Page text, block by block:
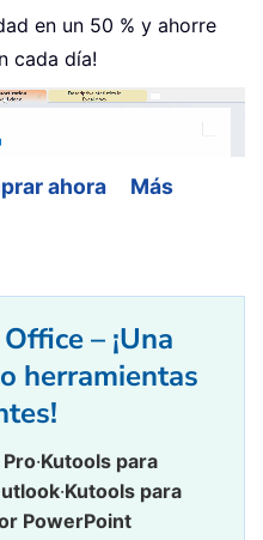
en un 50 % y ahorre
cada día!
ahora
Más
– ¡Una
herramientas
·Kutools para
·Kutools para
PowerPoint